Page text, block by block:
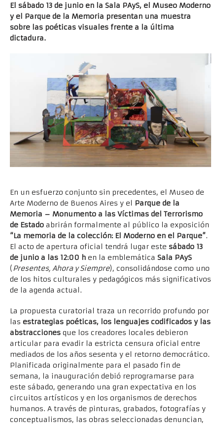
El sábado 13 de junio en la Sala PAyS, el Museo Moderno
y el Parque de la Memoria presentan una muestra
sobre las poéticas visuales frente a la última
dictadura.
En un esfuerzo conjunto sin precedentes, el Museo de
Arte Moderno de Buenos Aires y el Parque de la
Memoria – Monumento a las Víctimas del Terrorismo
de Estado abrirán formalmente al público la exposición
“La memoria de la colección: El Moderno en el Parque”.
El acto de apertura oficial tendrá lugar este sábado 13
de junio a las 12:00 h en la emblemática Sala PAyS
(Presentes, Ahora y Siempre), consolidándose como uno
de los hitos culturales y pedagógicos más significativos
de la agenda actual.
La propuesta curatorial traza un recorrido profundo por
las estrategias poéticas, los lenguajes codificados y las
abstracciones que los creadores locales debieron
articular para evadir la estricta censura oficial entre
mediados de los años sesenta y el retorno democrático.
Planificada originalmente para el pasado fin de
semana, la inauguración debió reprogramarse para
este sábado, generando una gran expectativa en los
circuitos artísticos y en los organismos de derechos
humanos. A través de pinturas, grabados, fotografías y
conceptualismos, las obras seleccionadas denuncian,